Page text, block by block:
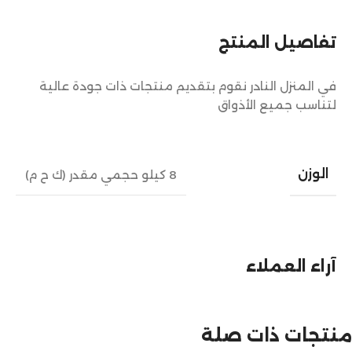
تفاصيل المنتج
في المنزل النادر نقوم بتقديم منتجات ذات جودة عالية
لتناسب جميع الأذواق
الوزن 8 كيلو حجمي مقدر (ك ح م)
آراء العملاء
منتجات ذات صلة